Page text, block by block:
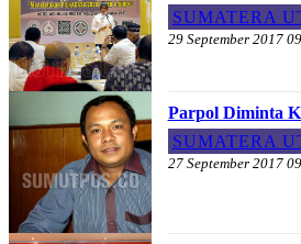
SUMATERA
29 September 2017
Parpol Diminta
SUMATERA
27 September 2017